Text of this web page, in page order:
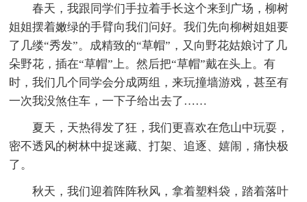
春天，我跟同学们手拉着手长这个来到广场，柳树
姐姐摆着嫩绿的手臂向我们问好。我们先向柳树姐姐要
了几缕“秀发”。成精致的“草帽”，又向野花姑娘讨了几
朵野花，插在“草帽”上。然后把“草帽”戴在头上。有
时，我们几个同学会分成两组，来玩撞墙游戏，甚至有
一次我没煞住车，一下子给出去了……
夏天，天热得发了狂，我们更喜欢在危山中玩耍，
密不透风的树林中捉迷藏、打架、追逐、嬉闹，痛快极
了。
秋天，我们迎着阵阵秋风，拿着塑料袋，踏着落叶